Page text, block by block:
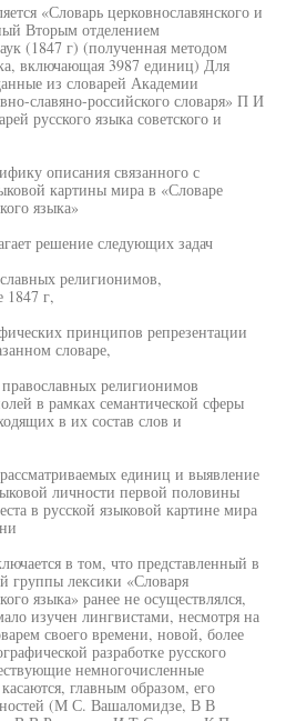
«Словарь церковнославянского и
Вторым отделением
(1847 г) (полученная методом
включающая 3987 единиц) Для
из словарей Академии
славяно-российского словаря» П И
русского языка советского и
описания связанного с
картины мира в «Словаре
языка»
решение следующих задач
религионимов,
1847 г,
принципов репрезентации
словаре,
религионимов
в рамках семантической сферы
в их состав слов и
единиц и выявление
личности первой половины
в русской языковой картине мира
в том, что представленный в
группы лексики «Словаря
языка» ранее не осуществлялся,
изучен лингвистами, несмотря на
своего времени, новой, более
разработке русского
немногочисленные
главным образом, его
(М С. Вашаломидзе, В В